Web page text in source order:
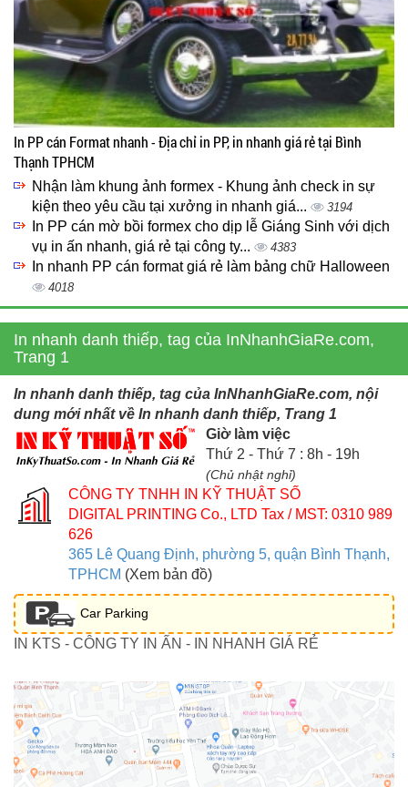
In PP cán Format nhanh - Địa chỉ in PP, in nhanh giá rẻ tại Bình
Thạnh TPHCM
Nhận làm khung ảnh formex - Khung ảnh check in sự
kiện theo yêu cầu tại xưởng in nhanh giá...
3194
In PP cán mờ bồi formex cho dịp lễ Giáng Sinh với dịch
vụ in ấn nhanh, giá rẻ tại công ty...
4383
In nhanh PP cán format giá rẻ làm bảng chữ Halloween
4018
In nhanh danh thiếp, tag của InNhanhGiaRe.com,
Trang 1
In nhanh danh thiếp, tag của InNhanhGiaRe.com, nội
dung mới nhất về In nhanh danh thiếp, Trang 1
Giờ làm việc
Thứ 2 - Thứ 7 : 8h - 19h
(Chủ nhật nghỉ)
CÔNG TY TNHH IN KỸ THUẬT SỐ
DIGITAL PRINTING Co., LTD Tax / MST: 0310 989
626
365 Lê Quang Định, phường 5, quận Bình Thạnh,
TPHCM (Xem bản đồ)
Car Parking
IN KTS - CÔNG TY IN ẤN - IN NHANH GIÁ RẺ